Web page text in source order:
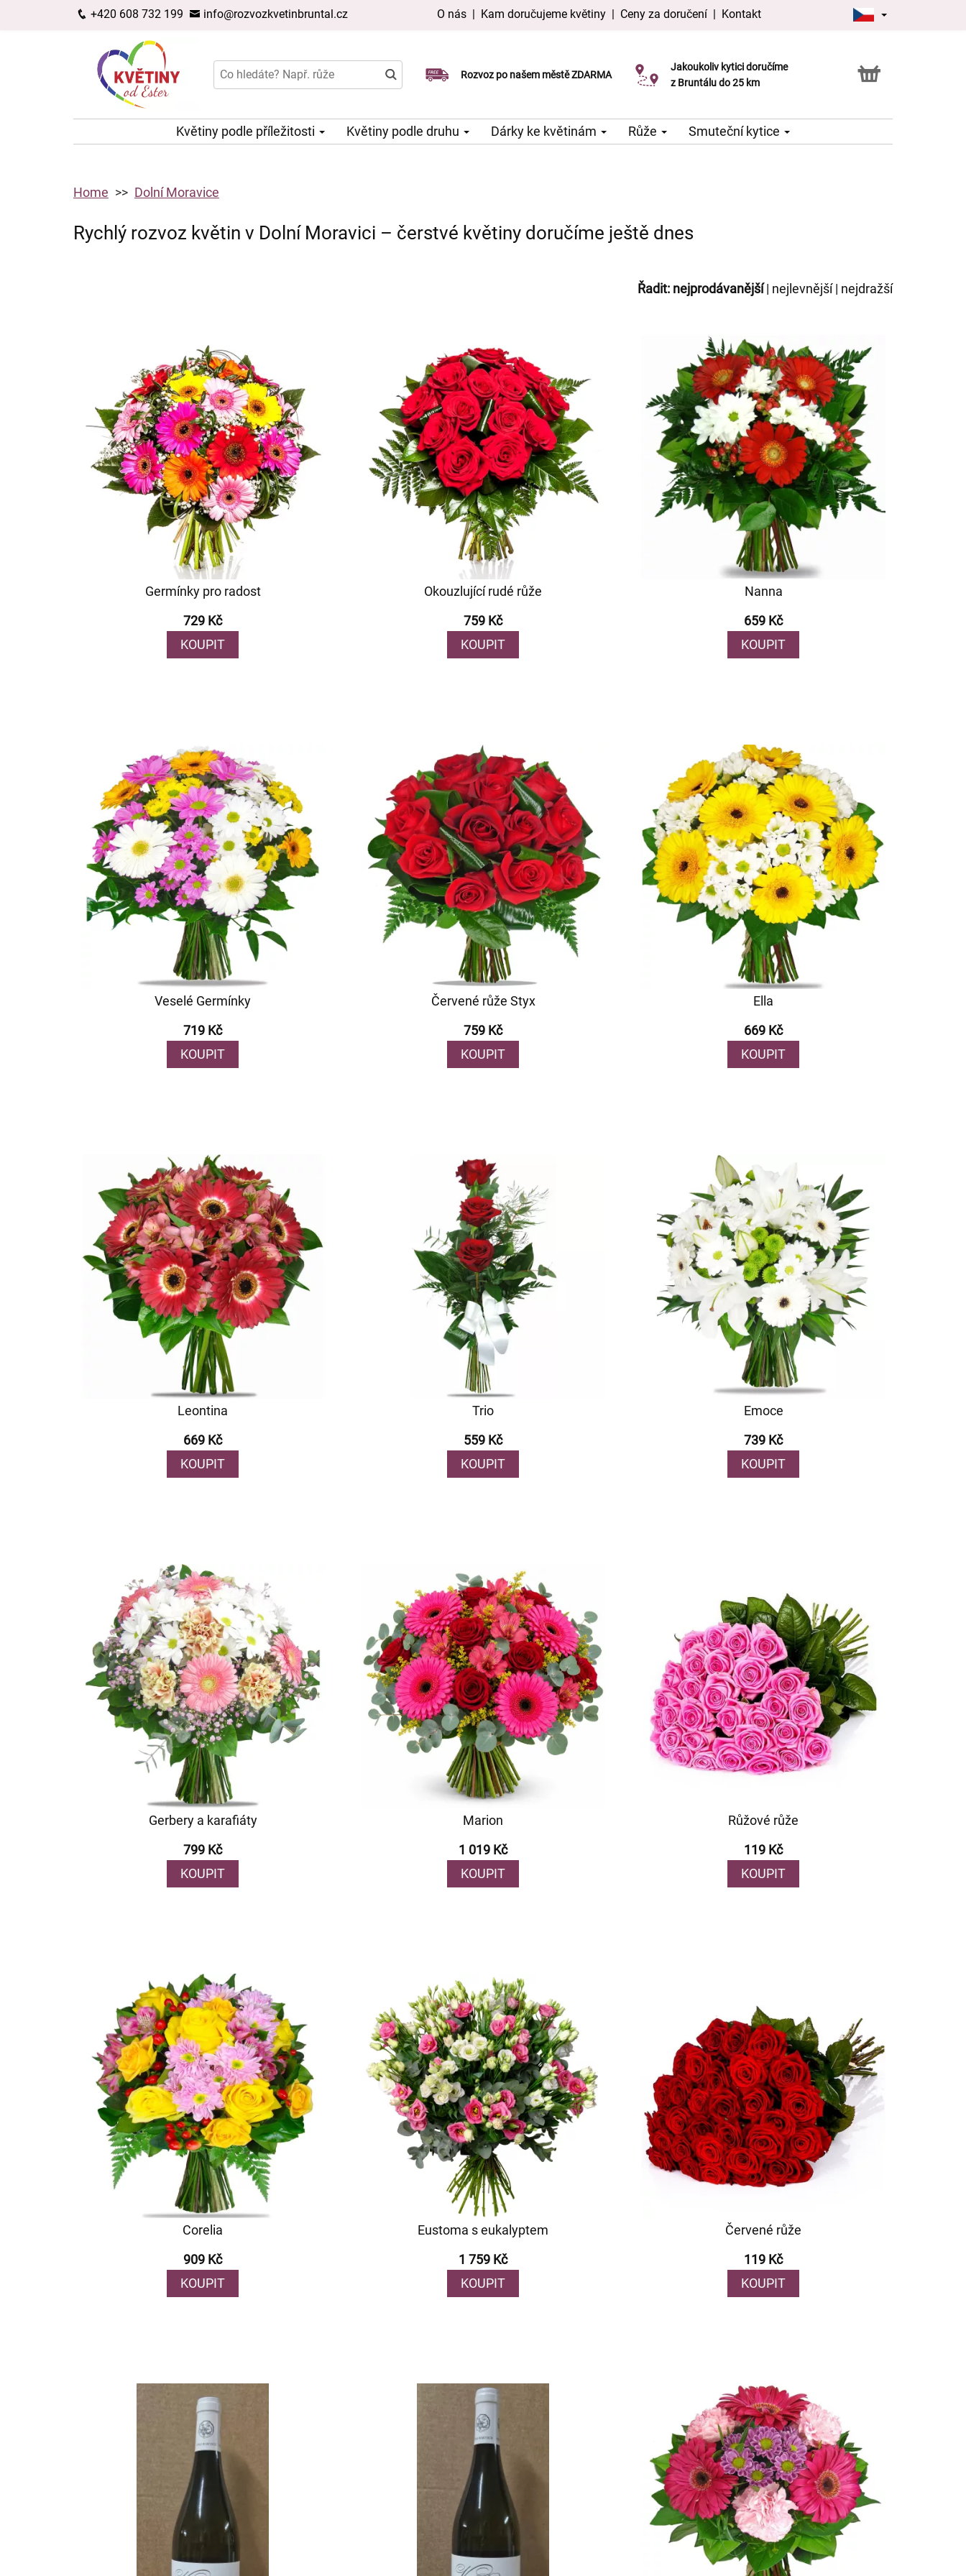
+420 608 732 199 info@rozvozkvetinbruntal.cz O nás | Kam doručujeme květiny | Ceny za doručení | Kontakt
Rozvoz po našem městě ZDARMA
Doručujeme již v den objednávky
Možný výběr času a dne doručení
Jakoukoliv kytici doručíme
z Bruntálu do 25 km
Možnost vyzvednout v naší květince
Květiny podle příležitosti Květiny podle druhu Dárky ke květinám Růže Smuteční kytice
Home Dolní Moravice
Rychlý rozvoz květin v Dolní Moravici – čerstvé květiny doručíme ještě dnes
Řadit: nejprodávanější| nejlevnější| nejdražší
Germínky pro radost
729 Kč
KOUPIT
Okouzlující rudé růže
759 Kč
KOUPIT
Nanna
659 Kč
KOUPIT
Veselé Germínky
719 Kč
KOUPIT
Červené růže Styx
759 Kč
KOUPIT
Ella
669 Kč
KOUPIT
Leontina
669 Kč
KOUPIT
Trio
559 Kč
KOUPIT
Emoce
739 Kč
KOUPIT
Gerbery a karafiáty
799 Kč
KOUPIT
Marion
1 019 Kč
KOUPIT
Růžové růže
119 Kč
KOUPIT
Corelia
909 Kč
KOUPIT
Eustoma s eukalyptem
1 759 Kč
KOUPIT
Červené růže
119 Kč
KOUPIT